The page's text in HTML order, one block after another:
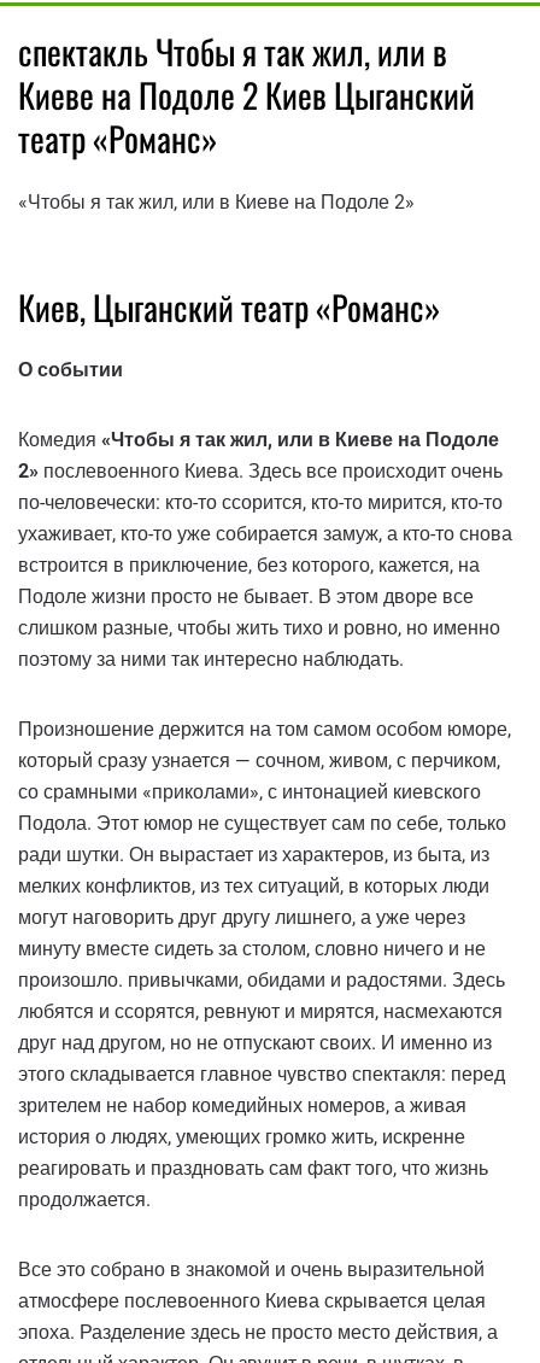
спектакль Чтобы я так жил, или в
Киеве на Подоле 2 Киев Цыганский
театр «Романс»
«Чтобы я так жил, или в Киеве на Подоле 2»
Киев, Цыганский театр «Романс»
О событии
Комедия «Чтобы я так жил, или в Киеве на Подоле
2» послевоенного Киева. Здесь все происходит очень
по-человечески: кто-то ссорится, кто-то мирится, кто-то
ухаживает, кто-то уже собирается замуж, а кто-то снова
встроится в приключение, без которого, кажется, на
Подоле жизни просто не бывает. В этом дворе все
слишком разные, чтобы жить тихо и ровно, но именно
поэтому за ними так интересно наблюдать.
Произношение держится на том самом особом юморе,
который сразу узнается — сочном, живом, с перчиком,
со срамными «приколами», с интонацией киевского
Подола. Этот юмор не существует сам по себе, только
ради шутки. Он вырастает из характеров, из быта, из
мелких конфликтов, из тех ситуаций, в которых люди
могут наговорить друг другу лишнего, а уже через
минуту вместе сидеть за столом, словно ничего и не
произошло. привычками, обидами и радостями. Здесь
любятся и ссорятся, ревнуют и мирятся, насмехаются
друг над другом, но не отпускают своих. И именно из
этого складывается главное чувство спектакля: перед
зрителем не набор комедийных номеров, а живая
история о людях, умеющих громко жить, искренне
реагировать и праздновать сам факт того, что жизнь
продолжается.
Все это собрано в знакомой и очень выразительной
атмосфере послевоенного Киева скрывается целая
эпоха. Разделение здесь не просто место действия, а